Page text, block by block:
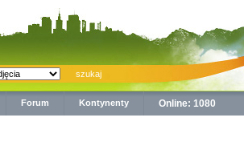
Forum Kontynenty Online: 1080